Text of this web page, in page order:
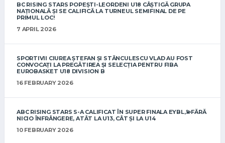
BC RISING STARS POPEȘTI-LEORDENI U18 CÂȘTIGĂ GRUPA
NAȚIONALĂ ȘI SE CALIFICĂ LA TURNEUL SEMIFINAL DE PE
PRIMUL LOC!
7 APRIL 2026
SPORTIVII CIUREA ȘTEFAN ȘI STĂNCULESCU VLAD AU FOST
CONVOCAȚI LA PREGĂTIREA ȘI SELECȚIA PENTRU FIBA
EUROBASKET U18 DIVISION B
16 FEBRUARY 2026
ABC RISING STARS S-A CALIFICAT ÎN SUPER FINALA EYBL,💫FĂRĂ
NICIO ÎNFRÂNGERE, ATÂT LA U13, CÂT ȘI LA U14
10 FEBRUARY 2026